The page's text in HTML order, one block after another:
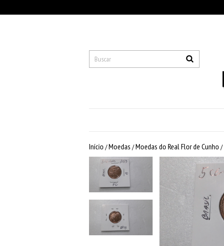
Início /Moedas /Moedas do Real Flor de Cunho /